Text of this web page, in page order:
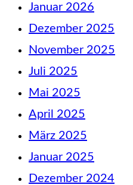
Januar 2026
Dezember 2025
November 2025
Juli 2025
Mai 2025
April 2025
März 2025
Januar 2025
Dezember 2024